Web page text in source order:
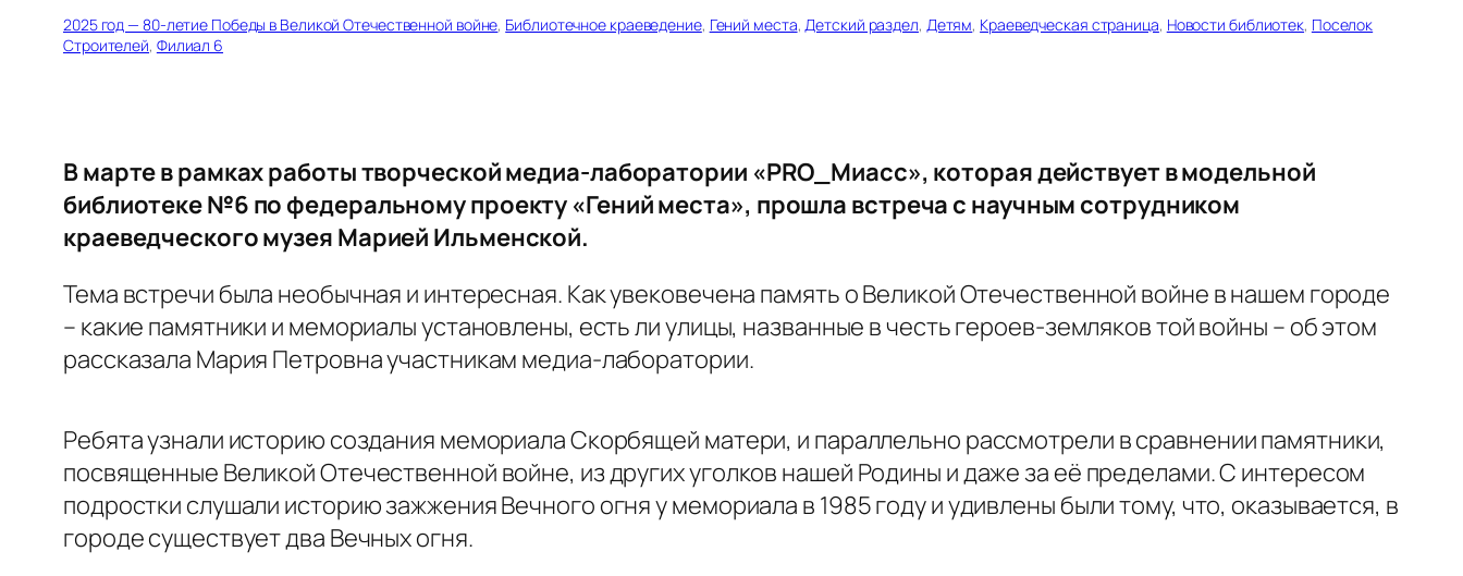
2025 год — 80-летие Победы в Великой Отечественной войне, Библиотечное краеведение, Гений места, Детский раздел, Детям, Краеведческая страница, Новости библиотек, Поселок
Строителей, Филиал 6
В марте в рамках работы творческой медиа-лаборатории «PRO_Миасс», которая действует в модельной
библиотеке №6 по федеральному проекту «Гений места», прошла встреча с научным сотрудником
краеведческого музея Марией Ильменской.
Тема встречи была необычная и интересная. Как увековечена память о Великой Отечественной войне в нашем городе
– какие памятники и мемориалы установлены, есть ли улицы, названные в честь героев-земляков той войны – об этом
рассказала Мария Петровна участникам медиа-лаборатории.
Ребята узнали историю создания мемориала Скорбящей матери, и параллельно рассмотрели в сравнении памятники,
посвященные Великой Отечественной войне, из других уголков нашей Родины и даже за её пределами. С интересом
подростки слушали историю зажжения Вечного огня у мемориала в 1985 году и удивлены были тому, что, оказывается, в
городе существует два Вечных огня.